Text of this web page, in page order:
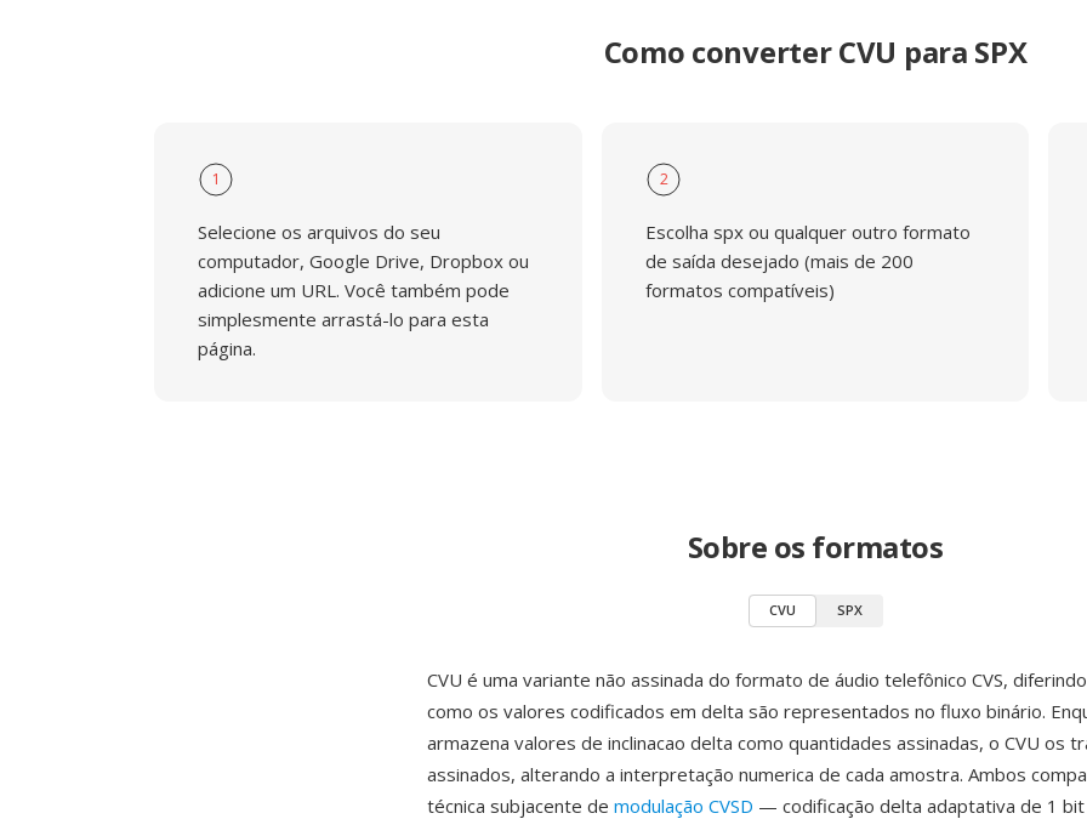
Como converter CVU para SPX
1
Selecione os arquivos do seu
computador, Google Drive, Dropbox ou
adicione um URL. Você também pode
simplesmente arrastá-lo para esta
página.
2
Escolha spx ou qualquer outro formato
de saída desejado (mais de 200
formatos compatíveis)
Sobre os formatos
CVU SPX
CVU é uma variante não assinada do formato de áudio telefônico CVS,
como os valores codificados em delta são representados no fluxo binário.
armazena valores de inclinacao delta como quantidades assinadas, o CVU os
assinados, alterando a interpretação numerica de cada amostra. Ambos
técnica subjacente de modulação CVSD — codificação delta adaptativa de 1